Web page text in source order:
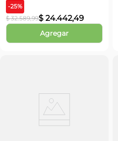
Grasas Dermaglós x 70 gr
-25%
$ 32.589,99$ 24.442,49
Agregar